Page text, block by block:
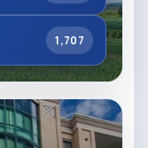
1,707